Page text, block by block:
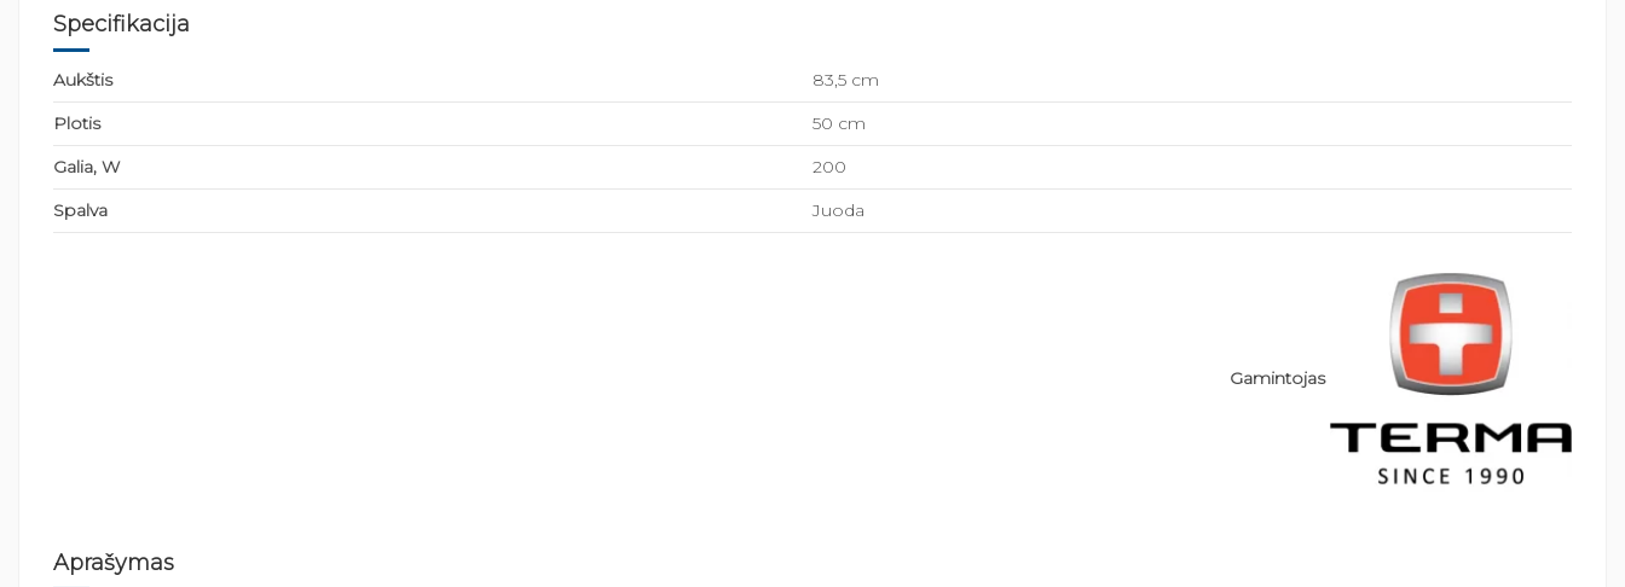
Specifikacija
Aukštis
83,5 cm
Plotis
50 cm
Galia, W
200
Spalva
Juoda
Gamintojas
Aprašymas